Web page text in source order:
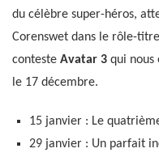
du célèbre super-héros,
Corenswet dans le rôle-
conteste Avatar 3 qui nous
le 17 décembre.
15 janvier : Le
29 janvier : Un parfait